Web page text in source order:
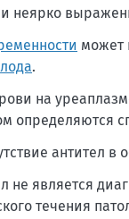
неярко
может
.
на
определяются
антител в
не является
течения